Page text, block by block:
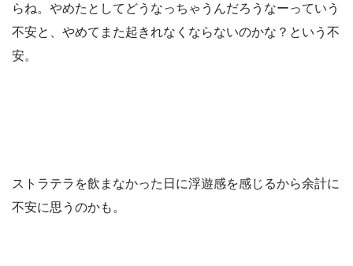
らね。やめたとしてどうなっちゃうんだろうなーっていう
不安と、やめてまた起きれなくならないのかな？という不
安。
ストラテラを飲まなかった日に浮遊感を感じるから余計に
不安に思うのかも。